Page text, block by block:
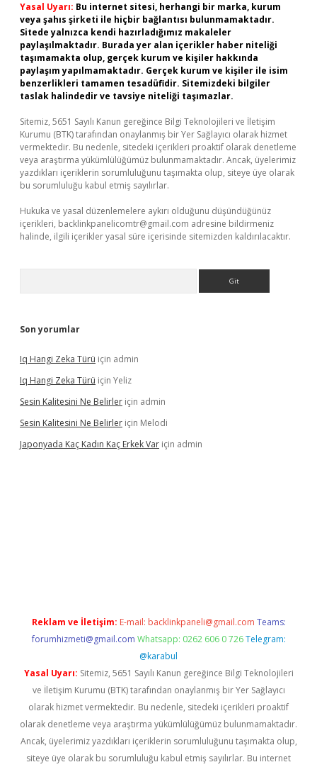
Yasal Uyarı: Bu internet sitesi, herhangi bir marka, kurum
veya şahıs şirketi ile hiçbir bağlantısı bulunmamaktadır.
Sitede yalnızca kendi hazırladığımız makaleler
paylaşılmaktadır. Burada yer alan içerikler haber niteliği
taşımamakta olup, gerçek kurum ve kişiler hakkında
paylaşım yapılmamaktadır. Gerçek kurum ve kişiler ile isim
benzerlikleri tamamen tesadüfidir. Sitemizdeki bilgiler
taslak halindedir ve tavsiye niteliği taşımazlar.
Sitemiz, 5651 Sayılı Kanun gereğince Bilgi Teknolojileri ve İletişim
Kurumu (BTK) tarafından onaylanmış bir Yer Sağlayıcı olarak hizmet
vermektedir. Bu nedenle, sitedeki içerikleri proaktif olarak denetleme
veya araştırma yükümlülüğümüz bulunmamaktadır. Ancak, üyelerimiz
yazdıkları içeriklerin sorumluluğunu taşımakta olup, siteye üye olarak
bu sorumluluğu kabul etmiş sayılırlar.
Hukuka ve yasal düzenlemelere aykırı olduğunu düşündüğünüz
içerikleri, backlinkpanelicomtr@gmail.com adresine bildirmeniz
halinde, ilgili içerikler yasal süre içerisinde sitemizden kaldırılacaktır.
Son yorumlar
Iq Hangi Zeka Türü için admin
Iq Hangi Zeka Türü için Yeliz
Sesin Kalitesini Ne Belirler için admin
Sesin Kalitesini Ne Belirler için Melodi
Japonyada Kaç Kadın Kaç Erkek Var için admin
Reklam ve İletişim: E-mail: backlinkpaneli@gmail.com Teams:
forumhizmeti@gmail.com Whatsapp: 0262 606 0 726 Telegram:
@karabul
Yasal Uyarı: Sitemiz, 5651 Sayılı Kanun gereğince Bilgi Teknolojileri
ve İletişim Kurumu (BTK) tarafından onaylanmış bir Yer Sağlayıcı
olarak hizmet vermektedir. Bu nedenle, sitedeki içerikleri proaktif
olarak denetleme veya araştırma yükümlülüğümüz bulunmamaktadır.
Ancak, üyelerimiz yazdıkları içeriklerin sorumluluğunu taşımakta olup,
siteye üye olarak bu sorumluluğu kabul etmiş sayılırlar. Bu internet